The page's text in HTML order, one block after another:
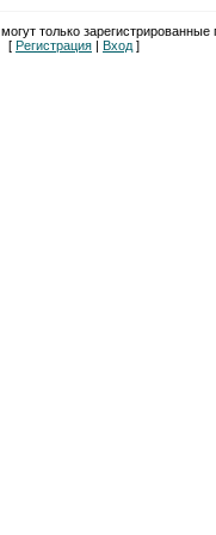
только зарегистрированные
[ Регистрация | Вход ]